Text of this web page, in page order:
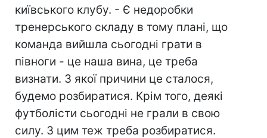
київського клубу. - Є недоробки
тренерського складу в тому плані, що
команда вийшла сьогодні грати в
півноги - це наша вина, це треба
визнати. З якої причини це сталося,
будемо розбиратися. Крім того, деякі
футболісти сьогодні не грали в свою
силу. З цим теж треба розбиратися.